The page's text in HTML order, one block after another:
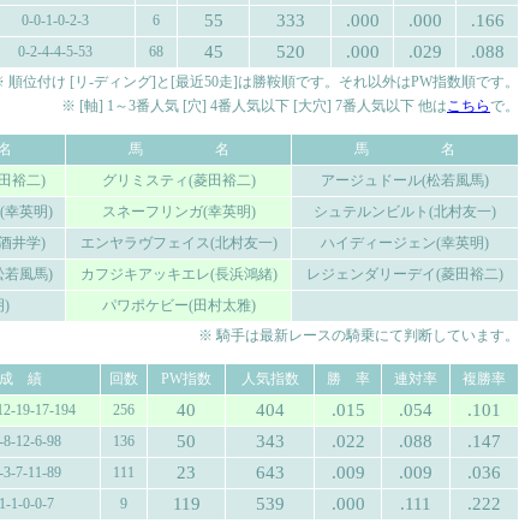
0-0-1-0-2-3 6 55 333 .000 .000 .166
0-2-4-4-5-53 68 45 520 .000 .029 .088
順位付け [リ-ディング]と[最近50走]は勝鞍順です。それ以外はPW指数順です。
※ [軸] 1～3番人気 [穴] 4番人気以下 [大穴] 7番人気以下 他はこちらで。
馬 名
馬 名
裕二) グリミスティ(菱田裕二)
アージュドール(松若風馬)
幸英明) スネーフリンガ(幸英明)
シュテルンビルト(北村友一)
井学) エンヤラヴフェイス(北村友一)
ハイディージェン(幸英明)
若風馬) カフジキアッキエレ(長浜鴻緒)
レジェンダリーデイ(菱田裕二)
)
パワポケビー(田村太雅)
※ 騎手は最新レースの騎乗にて判断しています。
成 績 回数 PW指数 人気指数 勝 率 連対率
複勝率
19-17-194 256 40 404 .015 .054 .101
8-12-6-98 136 50 343 .022 .088 .147
3-7-11-89 111 23 643 .009 .009 .036
1-0-0-7 9 119 539 .000 .111 .222